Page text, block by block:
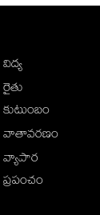
విద్య
రైతు
కుటుంబం
వాతావరణం
వ్యాపార
ప్రపంచం